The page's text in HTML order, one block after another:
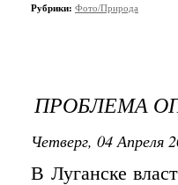
Рубрики: Фото/Природа
ПРОБЛЕМА
Четверг, 04 Апреля
В Луганске